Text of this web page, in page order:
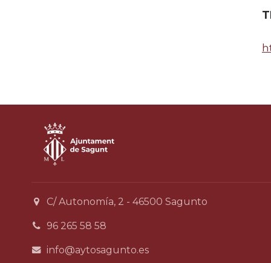
C/ Autonomía, 2 - 46500 Sagunto
96 265 58 58
info@aytosagunto.es